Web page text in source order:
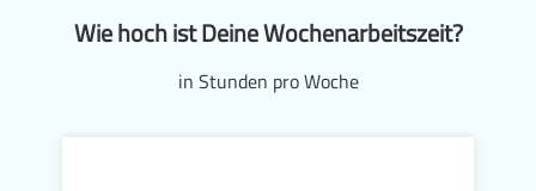
Wie hoch ist Deine Wochenarbeitszeit?
in Stunden pro Woche